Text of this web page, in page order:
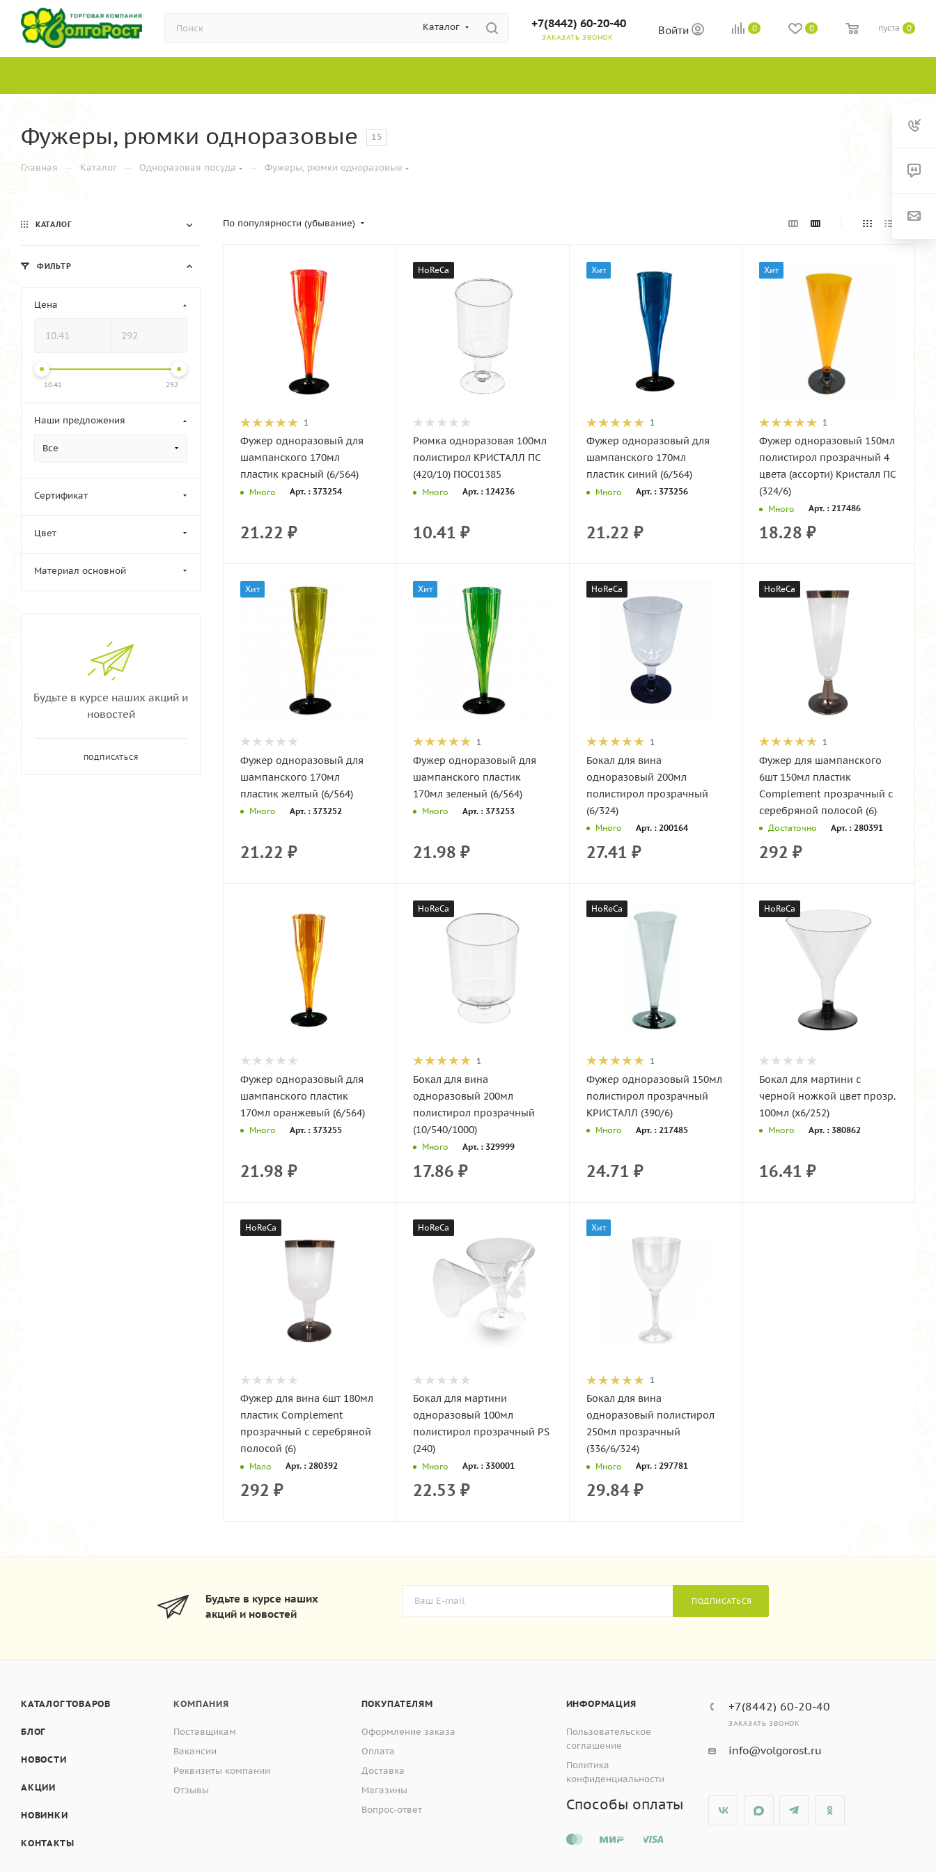
Каталог +7(8442) 60-20-40
ЗАКАЗАТЬ ЗВОНОК
Войти 0 0 0
пуста
Фужеры, рюмки одноразовые 15
Главная — Каталог — Одноразовая посуда — Фужеры, рюмки одноразовые
По популярности (убывание)
1
Фужер одноразовый для
шампанского 170мл
пластик красный (6/564)
Много Арт. : 373254
21.22 ₽
HoReCa
Рюмка одноразовая 100мл
полистирол КРИСТАЛЛ ПС
(420/10) ПОС01385
Много Арт. : 124236
10.41 ₽
Хит
1
Фужер одноразовый для
шампанского 170мл
пластик синий (6/564)
Много Арт. : 373256
21.22 ₽
Хит
1
Фужер одноразовый 150мл
полистирол прозрачный 4
цвета (ассорти) Кристалл ПС
(324/6)
Много Арт. : 217486
18.28 ₽
Хит
Фужер одноразовый для
шампанского 170мл
пластик желтый (6/564)
Много Арт. : 373252
21.22 ₽
Хит
1
Фужер одноразовый для
шампанского пластик
170мл зеленый (6/564)
Много Арт. : 373253
21.98 ₽
HoReCa
1
Бокал для вина
одноразовый 200мл
полистирол прозрачный
(6/324)
Много Арт. : 200164
27.41 ₽
HoReCa
1
Фужер для шампанского
6шт 150мл пластик
Сomplement прозрачный с
серебряной полосой (6)
Достаточно Арт. : 280391
292 ₽
Фужер одноразовый для
шампанского пластик
170мл оранжевый (6/564)
Много Арт. : 373255
21.98 ₽
HoReCa
1
Бокал для вина
одноразовый 200мл
полистирол прозрачный
(10/540/1000)
Много Арт. : 329999
17.86 ₽
HoReCa
1
Фужер одноразовый 150мл
полистирол прозрачный
КРИСТАЛЛ (390/6)
Много Арт. : 217485
24.71 ₽
HoReCa
Бокал для мартини с
черной ножкой цвет прозр.
100мл (х6/252)
Много Арт. : 380862
16.41 ₽
HoReCa
Фужер для вина 6шт 180мл
пластик Сomplement
прозрачный с серебряной
полосой (6)
Мало Арт. : 280392
292 ₽
HoReCa
Бокал для мартини
одноразовый 100мл
полистирол прозрачный PS
(240)
Много Арт. : 330001
22.53 ₽
Хит
1
Бокал для вина
одноразовый полистирол
250мл прозрачный
(336/6/324)
Много Арт. : 297781
29.84₽
КАТАЛОГ
ФИЛЬТР
Цена
10.41 292
Наши предложения
Все
Сертификат
Цвет
Материал основной
Будьте в курсе наших акций и
новостей
ПОДПИСАТЬСЯ
Будьте в курсе наших
акций и новостей
ПОДПИСАТЬСЯ
КАТАЛОГ ТОВАРОВ
БЛОГ
НОВОСТИ
АКЦИИ
НОВИНКИ
КОНТАКТЫ
КОМПАНИЯ
Поставщикам
Вакансии
Реквизиты компании
Отзывы
ПОКУПАТЕЛЯМ
Оформление заказа
Оплата
Доставка
Магазины
Вопрос-ответ
ИНФОРМАЦИЯ
Пользовательское
соглашение
Политика
конфиденциальности
Способы оплаты
+7(8442) 60-20-40
ЗАКАЗАТЬ ЗВОНОК
info@volgorost.ru